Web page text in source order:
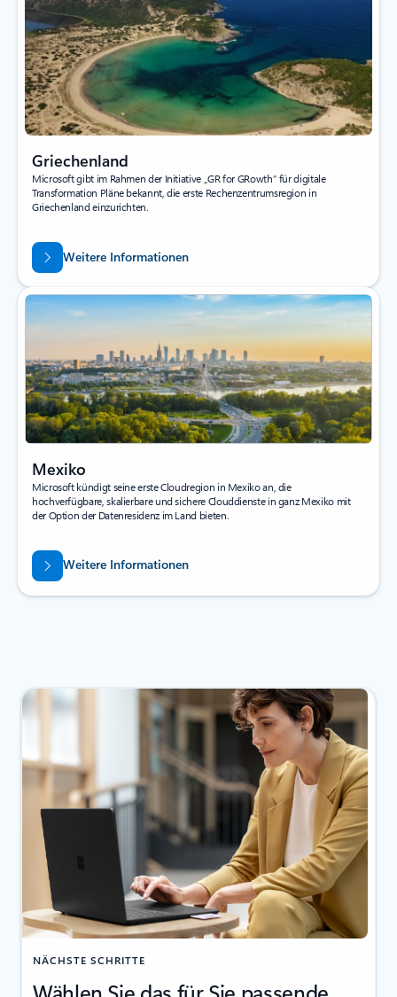
Griechenland
Microsoft gibt im Rahmen der Initiative „GR for GRowth“ für digitale
Transformation Pläne bekannt, die erste Rechenzentrumsregion in
Griechenland einzurichten.
Weitere Informationen
Mexiko
Microsoft kündigt seine erste Cloudregion in Mexiko an, die
hochverfügbare, skalierbare und sichere Clouddienste in ganz Mexiko mit
der Option der Datenresidenz im Land bieten.
Weitere Informationen
NÄCHSTE SCHRITTE